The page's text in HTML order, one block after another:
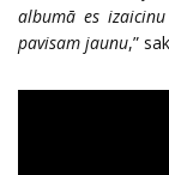
albumā es
pavisam jaunu,”